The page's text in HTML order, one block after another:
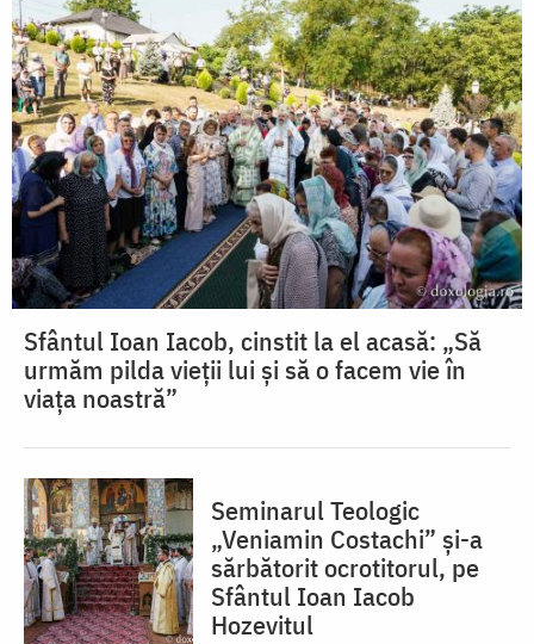
Sfântul Ioan Iacob, cinstit la el acasă: „Să
urmăm pilda vieții lui și să o facem vie în
viața noastră”
Seminarul Teologic
„Veniamin Costachi” și-a
sărbătorit ocrotitorul, pe
Sfântul Ioan Iacob
Hozevitul